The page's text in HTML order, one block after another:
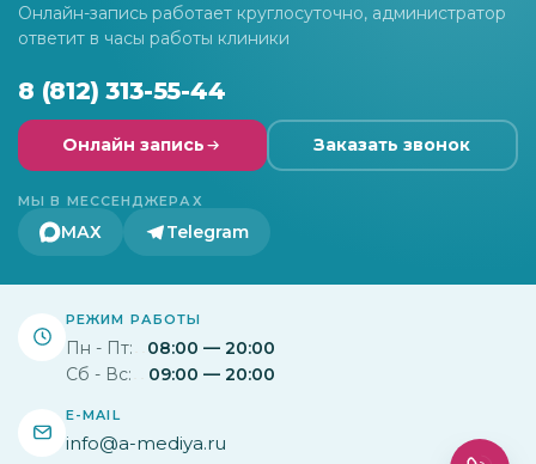
Онлайн-запись работает круглосуточно, администратор
ответит в часы работы клиники
8 (812) 313-55-44
Онлайн запись Заказать звонок
МЫ В МЕССЕНДЖЕРАХ
МАХ Telegram
РЕЖИМ РАБОТЫ
Пн - Пт:
08:00 — 20:00
Сб - Вс:
09:00 — 20:00
E-MAIL
info@a-mediya.ru